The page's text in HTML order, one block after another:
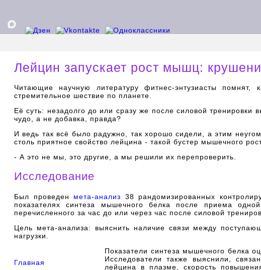
Лейцин запускает рост мышц:
Читающие научную литературу фитнес-энтузиасты
стремительное шествие по планете.
Её суть: незадолго до или сразу же после силовой
чудо, а не добавка, правда?
И ведь так всё было радужно, так хорошо сидели, а этим
столь приятное свойство лейцина - такой бустер мышечного
- А это не мы, это другие, а мы решили их перепроверить.
Исследование
Был проведен мета-анализ 38 рандомизированных
показателях синтеза мышечного белка после приема
перечисленного за час до или через час после силовой
Цель мета-анализа: выяснить наличие связи между
нагрузки.
Главная
Показатели синтеза мышечного белка
Исследователи также выяснили,
лейцина в плазме, скорость